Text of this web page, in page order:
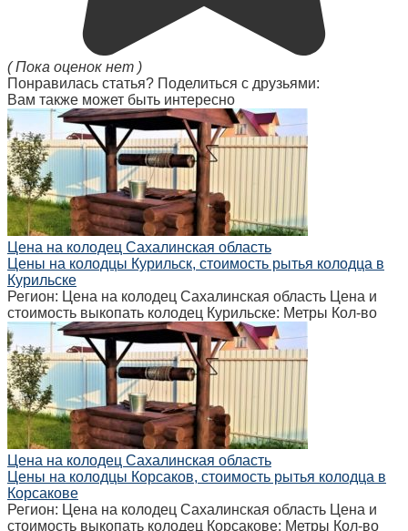
( Пока оценок нет )
Понравилась статья? Поделиться с друзьями:
Вам также может быть интересно
Цена на колодец Сахалинская область
Цены на колодцы Курильск, стоимость рытья колодца в
Курильске
Регион: Цена на колодец Сахалинская область Цена и
стоимость выкопать колодец Курильске: Метры Кол-во
Цена на колодец Сахалинская область
Цены на колодцы Корсаков, стоимость рытья колодца в
Корсакове
Регион: Цена на колодец Сахалинская область Цена и
стоимость выкопать колодец Корсакове: Метры Кол-во